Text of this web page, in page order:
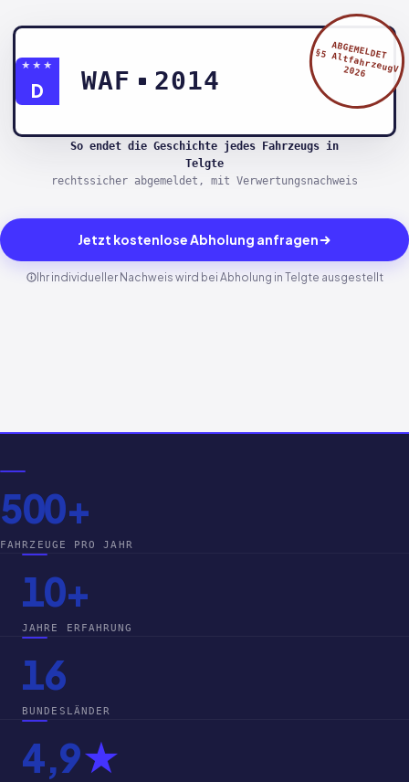
★★★
D WAF 2014
ABGEMELDET
§5 AltfahrzeugV
2026
So endet die Geschichte jedes Fahrzeugs in
Telgte
rechtssicher abgemeldet, mit Verwertungsnachweis
Jetzt kostenlose Abholung anfragen
Ihr individueller Nachweis wird bei Abholung in Telgte ausgestellt
500+
FAHRZEUGE PRO JAHR
10+
JAHRE ERFAHRUNG
16
BUNDESLÄNDER
4,9★